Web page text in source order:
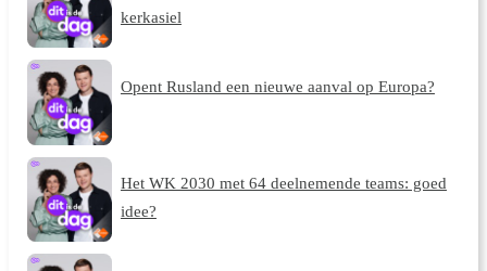
kerkasiel
Opent Rusland een nieuwe aanval op Europa?
Het WK 2030 met 64 deelnemende teams: goed
idee?